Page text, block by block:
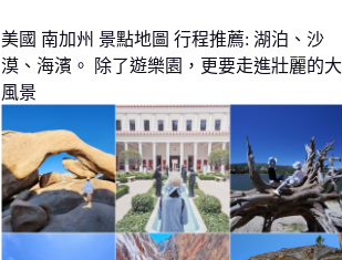
美國 南加州 景點地圖 行程推薦: 湖泊、沙
漠、海濱。 除了遊樂園，更要走進壯麗的大
風景